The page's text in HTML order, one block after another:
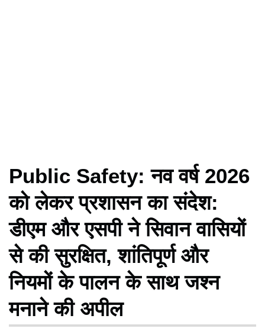
Public Safety: नव वर्ष 2026
को लेकर प्रशासन का संदेश:
डीएम और एसपी ने सिवान वासियों
से की सुरक्षित, शांतिपूर्ण और
नियमों के पालन के साथ जश्न
मनाने की अपील